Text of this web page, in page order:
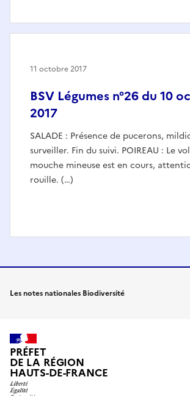
BSV Légumes n°26 du 10
2017
SALADE : Présence de pucerons,
surveiller. Fin du suivi. POIREAU : Le
mouche mineuse est en cours,
rouille. (…)
11 octobre 2017
Les notes nationales Biodiversité
PRÉFET
DE LA RÉGION
HAUTS-DE-FRANCE